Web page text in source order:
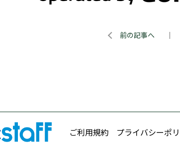
前の記事へ ｜
ご利用規約 プライバシーポ